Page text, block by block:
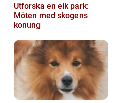
Utforska en elk park:
Möten med skogens
konung